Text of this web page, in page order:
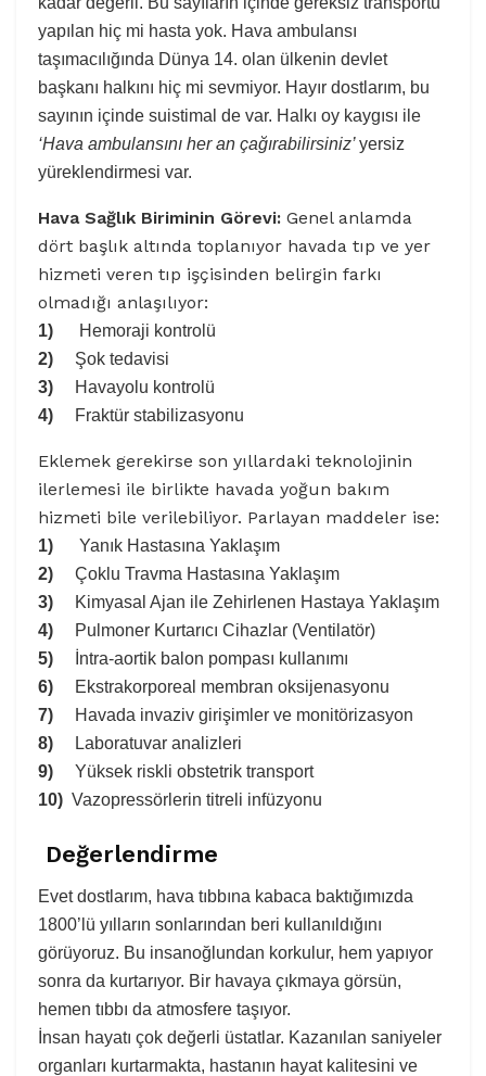
yapılan hiç mi hasta yok. Hava ambulansı
taşımacılığında Dünya 14. olan ülkenin devlet
başkanı halkını hiç mi sevmiyor. Hayır dostlarım, bu
sayının içinde suistimal de var. Halkı oy kaygısı ile
‘Hava ambulansını her an çağırabilirsiniz’yersiz
yüreklendirmesi var.
Hava Sağlık Biriminin Görevi: Genel anlamda
dört başlık altında toplanıyor havada tıp ve yer
hizmeti veren tıp işçisinden belirgin farkı
olmadığı anlaşılıyor:
1)
Hemoraji kontrolü
2) Şok tedavisi
3)
Havayolu kontrolü
4)
Fraktür stabilizasyonu
Eklemek gerekirse son yıllardaki teknolojinin
ilerlemesi ile birlikte havada yoğun bakım
hizmeti bile verilebiliyor. Parlayan maddeler ise:
1) Yanık Hastasına Yaklaşım
2) Çoklu Travma Hastasına Yaklaşım
3)
Kimyasal Ajan ile Zehirlenen Hastaya Yaklaşım
4)
Pulmoner Kurtarıcı Cihazlar (Ventilatör)
5)
İntra-aortik balon pompası kullanımı
6)
Ekstrakorporeal membran oksijenasyonu
7)
Havada invaziv girişimler ve monitörizasyon
8)
Laboratuvar analizleri
9) Yüksek riskli obstetrik transport
10) Vazopressörlerin titreli infüzyonu
Değerlendirme
Evet dostlarım, hava tıbbına kabaca baktığımızda
1800’lü yılların sonlarından beri kullanıldığını
görüyoruz. Bu insanoğlundan korkulur, hem yapıyor
sonra da kurtarıyor. Bir havaya çıkmaya görsün,
hemen tıbbı da atmosfere taşıyor.
İnsan hayatı çok değerli üstatlar. Kazanılan saniyeler
organları kurtarmakta, hastanın hayat kalitesini ve